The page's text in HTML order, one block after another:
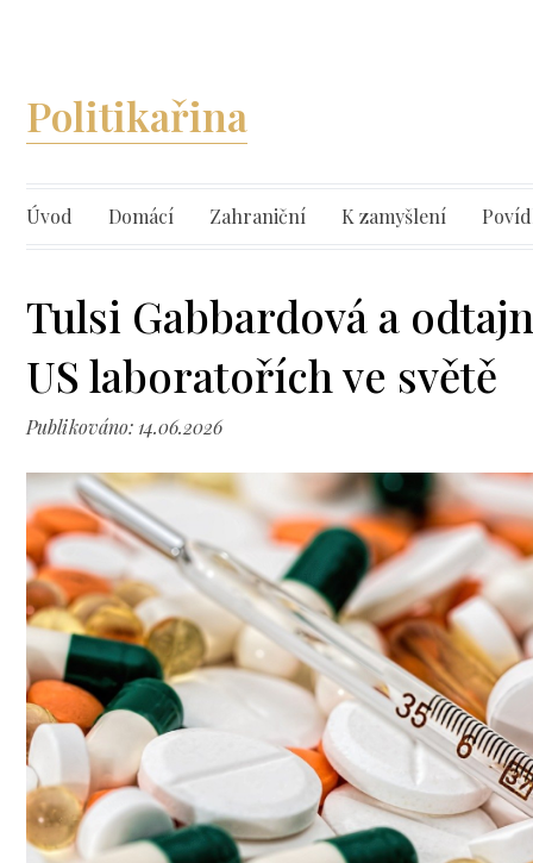
Politikařina
Úvod Domácí Zahraniční K zamyšlení
Tulsi Gabbardová a
US laboratořích ve světě
Publikováno: 14.06.2026